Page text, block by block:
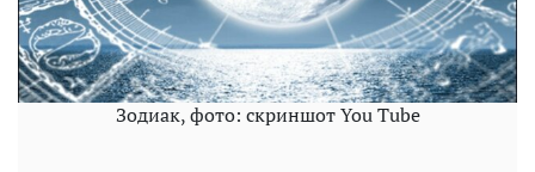
Зодиак, фото: скриншот You Tube